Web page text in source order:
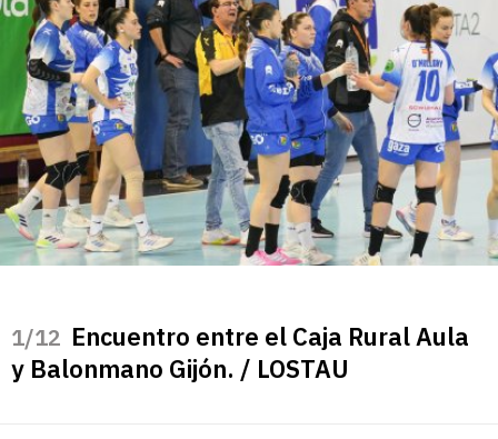
/12 Encuentro entre el Caja Rural Aula
y Balonmano Gijón. / LOSTAU